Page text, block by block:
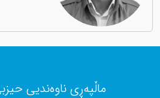
ماڵپەڕی ناوەندیی